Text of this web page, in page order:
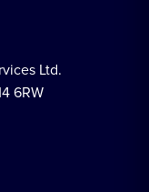
Ltd.
6RW